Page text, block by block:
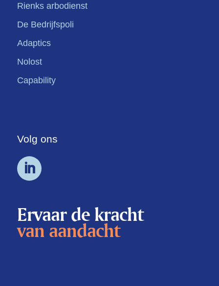
Rienks arbodienst
De Bedrijfspoli
Adaptics
Nolost
Capability
Volg ons
Ervaar de kracht
van aandacht